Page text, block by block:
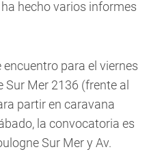
hecho varios informes
para el viernes
Sur Mer 2136 (frente al
partir en caravana
la convocatoria es
Sur Mer y Av.